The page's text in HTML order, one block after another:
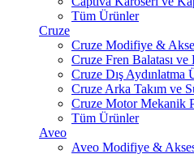
Tüm Ürünler
Cruze
Cruze Modifiye &
Cruze Fren Balatası ve
Cruze Dış Aydınlatma
Cruze Arka Takım ve
Cruze Motor Mekanik
Tüm Ürünler
Aveo
Aveo Modifiye &